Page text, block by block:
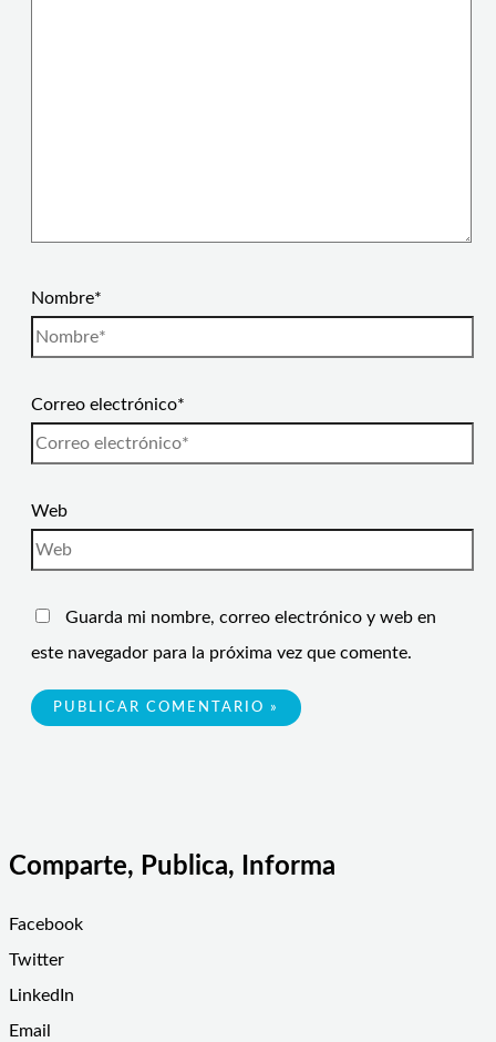
Nombre*
Correo electrónico*
Web
Guarda mi nombre, correo electrónico y web en
este navegador para la próxima vez que comente.
Comparte, Publica, Informa
Facebook
Twitter
LinkedIn
Email